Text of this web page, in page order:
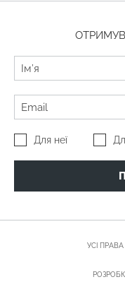
Для неї
УСІ ПРАВА